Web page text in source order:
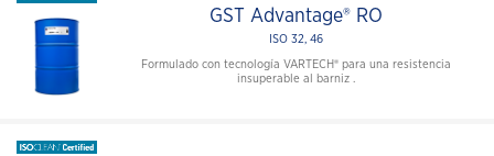
GST Advantage® RO
ISO 32, 46
Formulado con tecnología VARTECH® para una resistencia
insuperable al barniz .